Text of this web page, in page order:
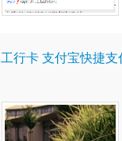
工行卡 支付宝快捷